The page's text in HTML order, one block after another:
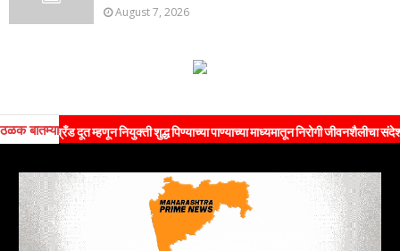
August 7, 2026
ठळक बातम्या
दूत म्हणून नियुक्ती शुद्ध पिण्याच्या पाण्याच्या माध्यमातून निरोगी जीवनशैलीचा संदेश जनतेपर्यंत